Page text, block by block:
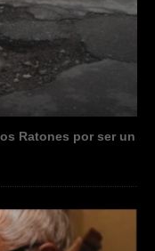
Ratones por ser un